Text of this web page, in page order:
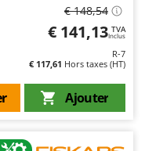
€ 148,54
€ 141,13 TVA
Inclus
R-7
€ 117,61 Hors taxes (HT)
Ajouter